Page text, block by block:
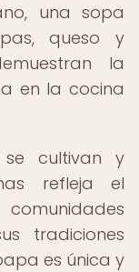
una sopa
queso y
la
en la cocina
cultivan y
refleja el
tradiciones
es única y